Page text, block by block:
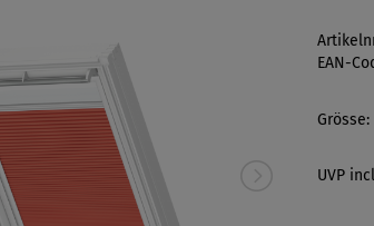
EAN-
Grösse:
UVP